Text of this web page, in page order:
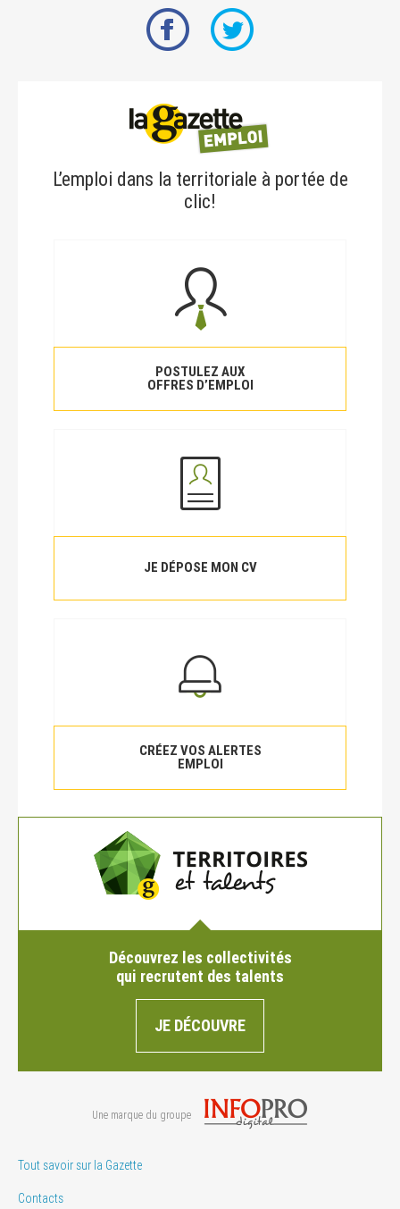
L’emploi dans la territoriale à portée de
clic!
POSTULEZ AUX
OFFRES D’EMPLOI
JE DÉPOSE MON CV
CRÉEZ VOS ALERTES
EMPLOI
Découvrez les collectivités
qui recrutent des talents
JE DÉCOUVRE
Une marque du groupe
Tout savoir sur la Gazette
Contacts